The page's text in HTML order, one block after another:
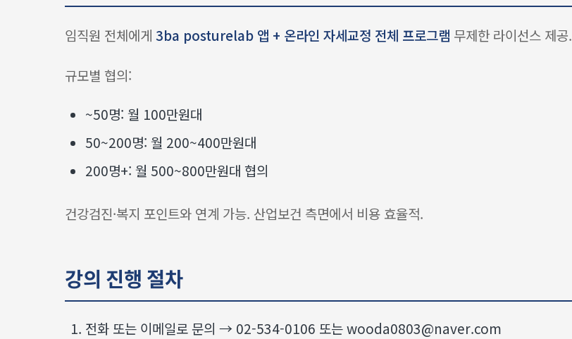
임직원 전체에게 3ba posturelab 앱 + 온라인 자세교정 전체 프로그램 무제한 라이선스 제공.
규모별 협의:
~50명: 월 100만원대
50~200명: 월 200~400만원대
200명+: 월 500~800만원대 협의
건강검진·복지 포인트와 연계 가능. 산업보건 측면에서 비용 효율적.
강의 진행 절차
전화 또는 이메일로 문의 → 02-534-0106 또는 wooda0803@naver.com